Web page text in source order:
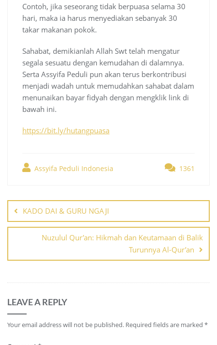
Contoh, jika seseorang tidak berpuasa selama 30
hari, maka ia harus menyediakan sebanyak 30
takar makanan pokok.
Sahabat, demikianlah Allah Swt telah mengatur
segala sesuatu dengan kemudahan di dalamnya.
Serta Assyifa Peduli pun akan terus berkontribusi
menjadi wadah untuk memudahkan sahabat dalam
menunaikan bayar fidyah dengan mengklik link di
bawah ini.
https://bit.ly/hutangpuasa
Assyifa Peduli Indonesia 1361
navigation
KADO DAI & GURU NGAJI
Nuzulul Qur’an: Hikmah dan Keutamaan di Balik
Turunnya Al-Qur’an
LEAVE A REPLY
Your email address will not be published. Required fields are marked *